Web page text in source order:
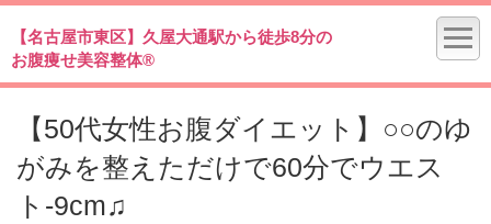
【名古屋市東区】久屋大通駅から徒歩8分の
お腹痩せ美容整体®
【50代女性お腹ダイエット】○○のゆ
がみを整えただけで60分でウエス
ト-9cm♫